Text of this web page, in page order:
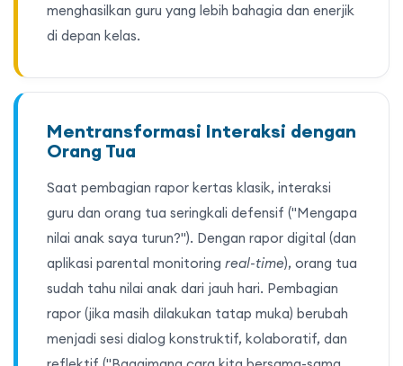
menghasilkan guru yang lebih bahagia dan enerjik
di depan kelas.
Mentransformasi Interaksi dengan
Orang Tua
Saat pembagian rapor kertas klasik, interaksi
guru dan orang tua seringkali defensif ("Mengapa
nilai anak saya turun?"). Dengan rapor digital (dan
aplikasi parental monitoring real-time), orang tua
sudah tahu nilai anak dari jauh hari. Pembagian
rapor (jika masih dilakukan tatap muka) berubah
menjadi sesi dialog konstruktif, kolaboratif, dan